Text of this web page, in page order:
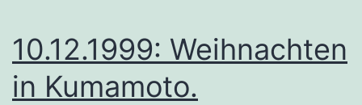
10.12.1999: Weihnachten
in Kumamoto.